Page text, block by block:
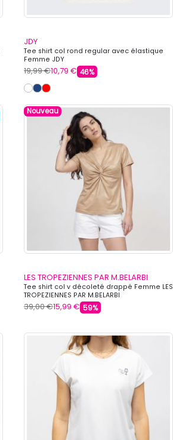
JDY
Tee shirt col rond regular avec élastique
Femme JDY
19,99 €10,79 € 46%
Nouveau
LES TROPEZIENNES PAR M.BELARBI
Tee shirt col v décoleté drappé Femme LES
TROPEZIENNES PAR M.BELARBI
39,00 €15,99 € 59%